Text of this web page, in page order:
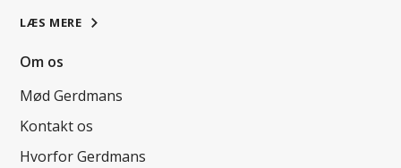
LÆS MERE
Om os
Mød Gerdmans
Kontakt os
Hvorfor Gerdmans